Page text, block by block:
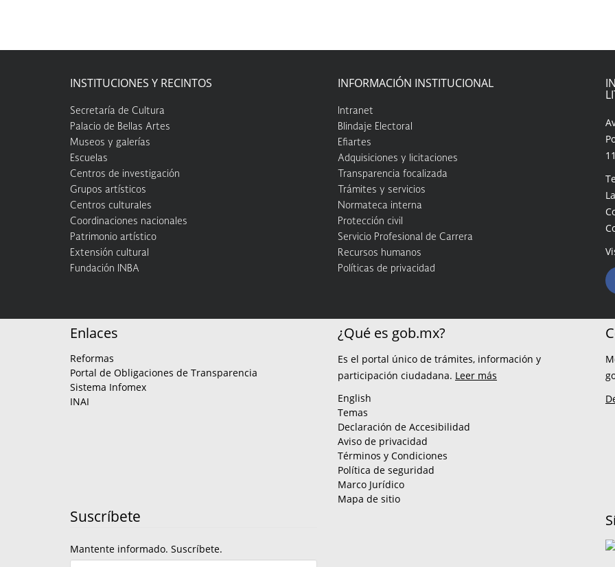
INSTITUCIONES Y RECINTOS
Secretaría de Cultura
Palacio de Bellas Artes
Museos y galerías
Escuelas
Centros de investigación
Grupos artísticos
Centros culturales
Coordinaciones nacionales
Patrimonio artístico
Extensión cultural
Fundación INBA
INFORMACIÓN INSTITUCIONAL
Intranet
Blindaje Electoral
Efiartes
Adquisiciones y licitaciones
Transparencia focalizada
Trámites y servicios
Normateca interna
Protección civil
Servicio Profesional de Carrera
Recursos humanos
Políticas de privacidad
Enlaces
Reformas
Portal de Obligaciones de Transparencia
Sistema Infomex
INAI
¿Qué es gob.mx?
Es el portal único de trámites, información y
participación ciudadana. Leer más
English
Temas
Declaración de Accesibilidad
Aviso de privacidad
Términos y Condiciones
Política de seguridad
Marco Jurídico
Mapa de sitio
Suscríbete
Mantente informado. Suscríbete.